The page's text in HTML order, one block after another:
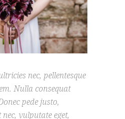
nec, pellentesque
Nulla consequat
pede justo,
vulputate eget,